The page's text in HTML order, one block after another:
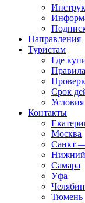
Направления
Туристам
Где
Срок
Условия
Контакты
Москва
Санкт
Нижний
Самара
Уфа
Тюмень